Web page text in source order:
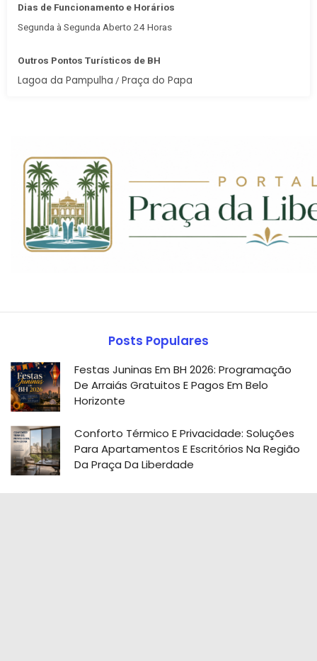
Dias de Funcionamento e Horários
Segunda à Segunda Aberto 24 Horas
Outros Pontos Turísticos de BH
Lagoa da Pampulha / Praça do Papa
Posts Populares
Festas Juninas Em BH 2026: Programação
De Arraiás Gratuitos E Pagos Em Belo
Horizonte
Conforto Térmico E Privacidade: Soluções
Para Apartamentos E Escritórios Na Região
Da Praça Da Liberdade